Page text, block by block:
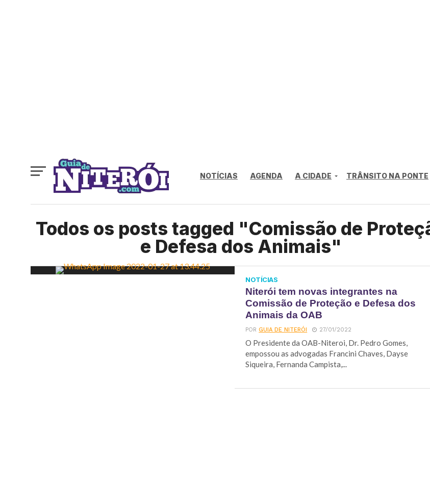
NOTÍCIAS AGENDA A CIDADE TRÂNSITO NA PONTE
Todos os posts tagged "Comissão de
e Defesa dos Animais"
NOTÍCIAS
Niterói tem novas integrantes na
Comissão de Proteção e Defesa dos
Animais da OAB
PORGUIA DE NITERÓI 27/01/2022
O Presidente da OAB-Niteroi, Dr. Pedro Gomes,
empossou as advogadas Francini Chaves, Dayse
Siqueira, Fernanda Campista,...